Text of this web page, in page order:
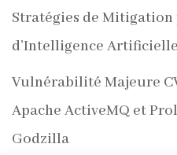
Stratégies de Mitigation
d’Intelligence Artificielle
Vulnérabilité Majeure
Apache ActiveMQ et
Godzilla